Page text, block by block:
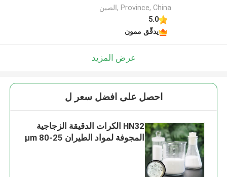
Province, China ,الصين
5.0
يدقّق ممون
عرض المزيد
احصل على افضل سعر ل
HN32 الكرات الدقيقة الزجاجية
المجوفة لمواد الطيران 25-80 μm